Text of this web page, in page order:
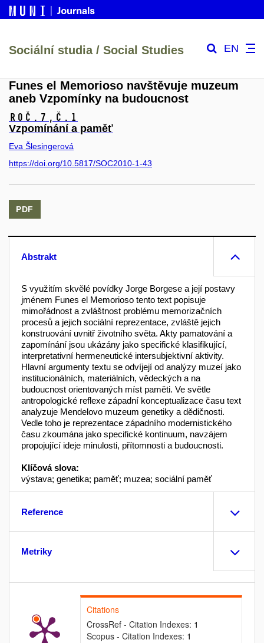
Sociální studia / Social Studies EN
Funes el Memorioso navštěvuje muzeum
aneb Vzpomínky na budoucnost
Roč.7, č.1
Vzpomínání a paměť
Eva Šlesingerová
https://doi.org/10.5817/SOC2010-1-43
PDF
Abstrakt
S využitím skvělé povídky Jorge Borgese a její postavy
jménem Funes el Memorioso tento text popisuje
mimořádnost a zvláštnost problému memorizačních
procesů a jejich sociální reprezentace, zvláště jejich
konstruování uvnitř životního světa. Akty pamatování a
zapomínání jsou ukázány jako specifické klasifikující,
interpretativní hermeneutické intersubjektivní aktivity.
Hlavní argumenty textu se odvíjejí od analýzy muzeí jako
institucionálních, materiálních, vědeckých a na
budoucnost orientovaných míst paměti. Ve světle
antropologické reflexe západní konceptualizace času text
analyzuje Mendelovo muzeum genetiky a dědičnosti.
Vedle toho je reprezentace západního modernistického
času zkoumána jako specifické kontinuum, navzájem
propojující ideje minulosti, přítomnosti a budoucnosti.
Klíčová slova:
výstava; genetika; paměť; muzea; sociální paměť
Reference
Metriky
Citations
CrossRef - Citation Indexes: 1
Scopus - Citation Indexes: 1